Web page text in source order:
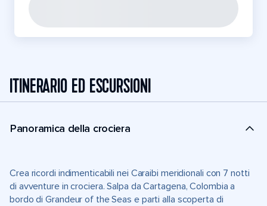
ITINERARIO ED ESCURSIONI
Panoramica della crociera
Crea ricordi indimenticabili nei Caraibi meridionali con 7 notti
di avventure in crociera. Salpa da Cartagena, Colombia a
bordo di Grandeur of the Seas e parti alla scoperta di